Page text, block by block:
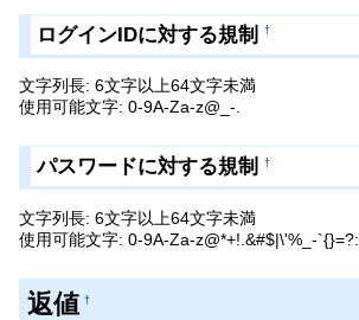
ログインIDに対する規制 †
文字列長: 6文字以上64文字未満
使用可能文字: 0-9A-Za-z@_-.
パスワードに対する規制 †
文字列長: 6文字以上64文字未満
使用可能文字: 0-9A-Za-z@*+!.&#$|\'%_-`{}=?:
返値 †